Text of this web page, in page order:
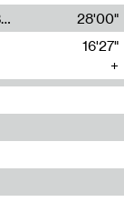
Radia Show #1088 : Statue Of Liberty Live By Ed Baxter (Resonance)
28'00"
16'27"